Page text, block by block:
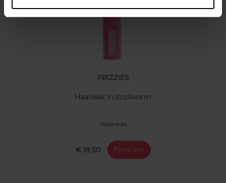
FRIZZIES
Haarwax in stickvorm
Haarwax
€ 19,50 Fiche zien